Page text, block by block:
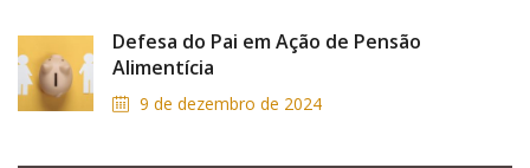
Defesa do Pai em Ação de Pensão
Alimentícia
9 de dezembro de 2024